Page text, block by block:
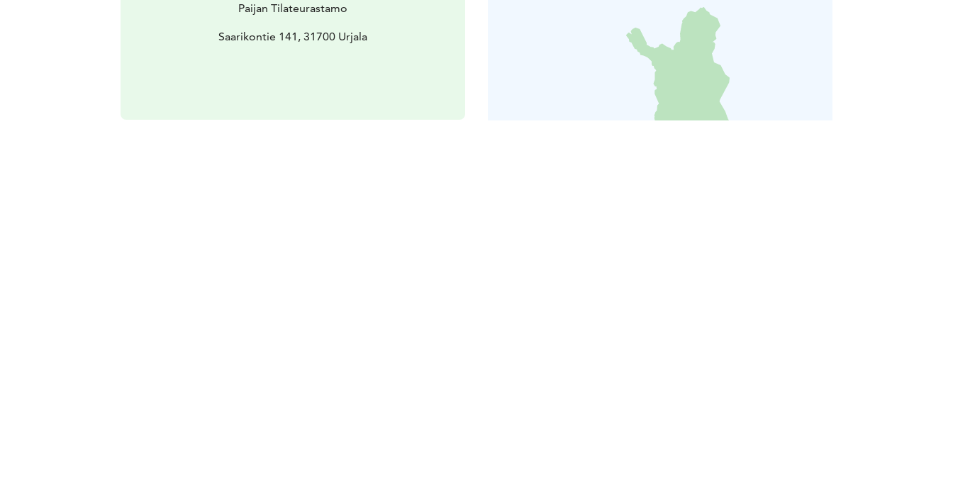
Paijan Tilateurastamo
Saarikontie 141, 31700 Urjala